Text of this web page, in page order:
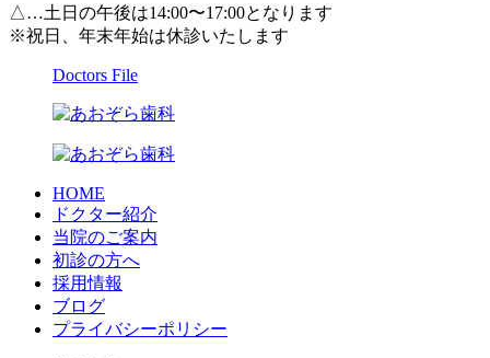
△…土日の午後は14:00〜17:00となります
※祝日、年末年始は休診いたします
Doctors File
HOME
ドクター紹介
当院のご案内
初診の方へ
採用情報
ブログ
プライバシーポリシー